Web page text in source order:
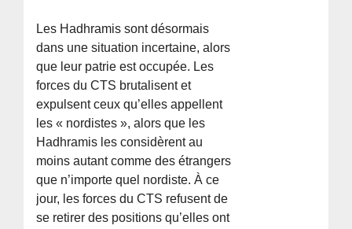
Les Hadhramis sont désormais
dans une situation incertaine, alors
que leur patrie est occupée. Les
forces du CTS brutalisent et
expulsent ceux qu’elles appellent
les « nordistes », alors que les
Hadhramis les considèrent au
moins autant comme des étrangers
que n’importe quel nordiste. À ce
jour, les forces du CTS refusent de
se retirer des positions qu’elles ont